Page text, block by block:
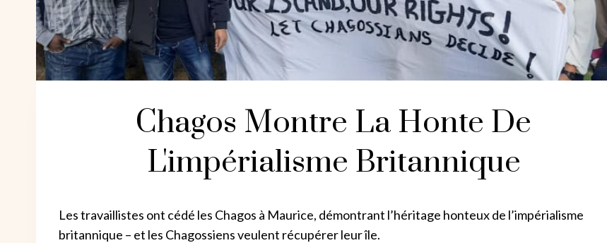
Chagos Montre La Honte De
L'impérialisme Britannique
Les travaillistes ont cédé les Chagos à Maurice, démontrant l’héritage honteux de l’impérialisme
britannique – et les Chagossiens veulent récupérer leur île.